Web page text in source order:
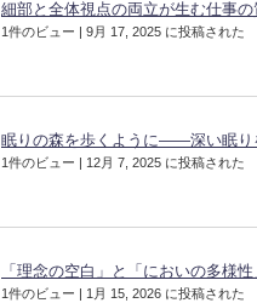
細部と全体視点の両立が生む仕事の
1件のビュー 9月 17, 2025 に投稿された
眠りの森を歩くように——深い眠り
1件のビュー 12月 7, 2025 に投稿された
「理念の空白」と「においの多様
1件のビュー 1月 15, 2026 に投稿された